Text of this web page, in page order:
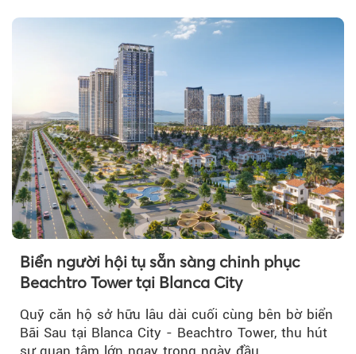
Biển người hội tụ sẵn sàng chinh phục
Beachtro Tower tại Blanca City
Quỹ căn hộ sở hữu lâu dài cuối cùng bên bờ biển
Bãi Sau tại Blanca City - Beachtro Tower, thu hút
sự quan tâm lớn ngay trong ngày đầu...